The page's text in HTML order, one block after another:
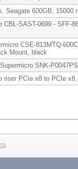
Seagate 600GB, 15000
CBL-SAST-0699 - SFF-
CSE-813MTQ-
Mount, black
SNK-